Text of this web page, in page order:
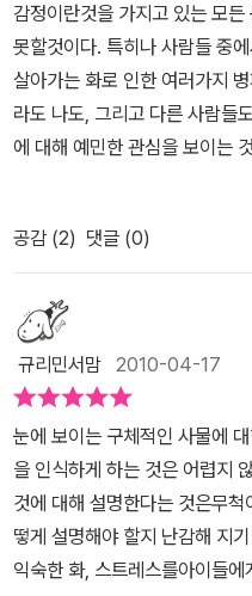
를 대하는 것과 흡사해요. 아이
치면 반항하지만 혼자 반성할
을 깨닫잖아요. 우리 마음 속의
신이 현명한 부모처럼 행동하
에요.많은 분들이 읽고 행복해
고 조절할 줄 아는 일만큼 중요
게, 혹은 내 자신에게 무슨 일
싶어도 참아라, 억울해도 참아
힘들고 화가 나면 화를 내고, 그
다 자신의 화를 스스로 느끼고
보고, 결국은 화를 극복하고 즐
게 가르친다.
으면 체벌을 가하는 경우가 있
을 택했다.아이가 순간적인 감
그에 맞서 훈계를 내리기보다
시간을 마련했다. 그리고 여기
는 말에 담긴 뜻은 아이 스스로
왜 나는 화가
까? 자신의 곁에 나타난 '화'와
체다. 화가 난 아이의 심리 상태
났을 때 어떻게 했을까요?마음
금전까지 투덜대고 짜증만가득
한 자세로 앉아서 숨을 천천히
다. 우리는 이 장면을 보고 화가
흡을 고르게 하는 법을 배우게
다.이 책은 5살 ~ 초등학교 2,3
시선을 사로잡는 울긋불긋 화려
감정이란것을 가지고 있는 모
못할것이다. 특히나 사람들 중
살아가는 화로 인한 여러가지
라도 나도, 그리고 다른 사람들
에 대해 예민한 관심을 보이는
받았기 때문에화가 났다고 해
인 부분으로 치부해야하는 것일
여를 해야지만이 '화'라는 존재
게 되는 것일까....참으로 '화'라
할 문제도 많은것이 사실이다.
으로 생각을 하고 대우를 해줘
책에서 게일 실버님은 '화'라는
야 할, 없애버리면 사라질 그런
러한 생각들에서 벗어나서 '화'
람에게 그 사람의 인격과 함께
다스릴 수 없는 상태가 되면 하
나는 일종의 나의 친구였던 셈
공감 (2) 댓글 (0)
규리민서맘 2010-04-17
눈에 보이는 구체적인 사물에
을 인식하게 하는 것은 어렵지
것에 대해 설명한다는 것은무
떻게 설명해야 할지 난감해 지
익숙한 화, 스트레스를아이들